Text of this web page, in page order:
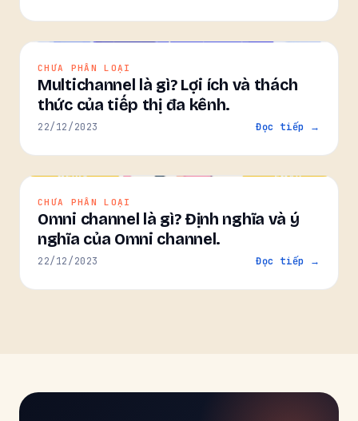
CHƯA PHÂN LOẠI
Multichannel là gì? Lợi ích và thách
thức của tiếp thị đa kênh.
22/12/2023 Đọc tiếp →
CHƯA PHÂN LOẠI
Omni channel là gì? Định nghĩa và ý
nghĩa của Omni channel.
22/12/2023 Đọc tiếp →